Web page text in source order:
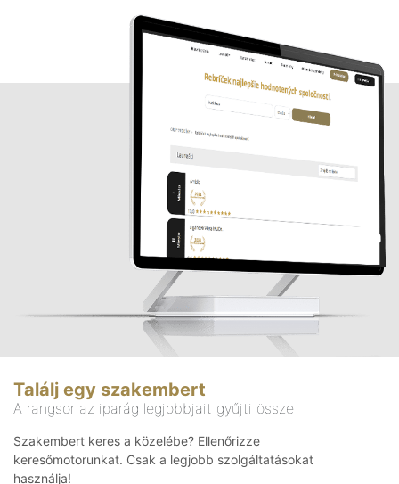
Találj egy szakembert
A rangsor az iparág legjobbjait gyűjti össze
Szakembert keres a közelébe? Ellenőrizze
keresőmotorunkat. Csak a legjobb szolgáltatásokat
használja!